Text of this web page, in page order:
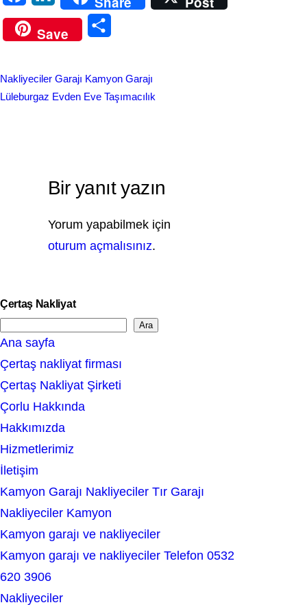
a
c
i
n
Save
r
Nakliyeciler Garajı Kamyon Garajı
Lüleburgaz Evden Eve Taşımacılık
Bir yanıt yazın
Yorum yapabilmek için
oturum açmalısınız.
Çertaş Nakliyat
e
a
r
c
h
Ara
Ana sayfa
Çertaş nakliyat firması
Çertaş Nakliyat Şirketi
Çorlu Hakkında
Hakkımızda
Hizmetlerimiz
İletişim
Kamyon Garajı Nakliyeciler Tır Garajı
Nakliyeciler Kamyon
Kamyon garajı ve nakliyeciler
Kamyon garajı ve nakliyeciler Telefon 0532
620 3906
Nakliyeciler